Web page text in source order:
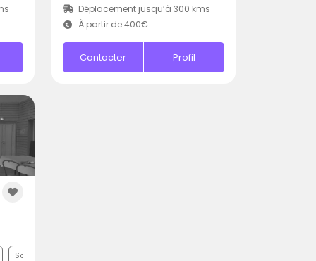
Déplacement jusqu’à 300 kms
À partir de 400€
Contacter Profil
Samba